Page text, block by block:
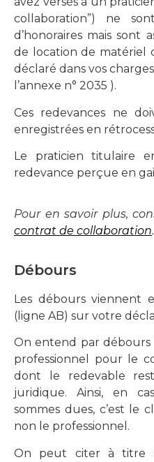
collaboration”) ne
d’honoraires mais sont
de location de
déclaré dans vos
l’annexe n° 2035 ).
Ces redevances ne
enregistrées en
Le praticien titulaire
redevance perçue en
Pour en savoir plus,
contrat de collaboration.
Débours
Les débours viennent
(ligne AB) sur votre
On entend par débours
professionnel pour le
dont le redevable
juridique. Ainsi, en
sommes dues, c’est le
non le professionnel.
On peut citer à titre